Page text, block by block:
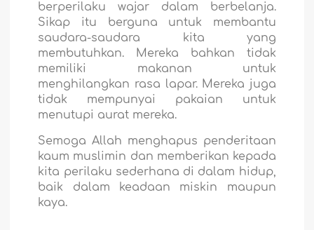
berperilaku wajar dalam berbelanja.
Sikap itu berguna untuk membantu
saudara-saudara kita yang
membutuhkan. Mereka bahkan tidak
memiliki makanan untuk
menghilangkan rasa lapar. Mereka juga
tidak mempunyai pakaian untuk
menutupi aurat mereka.
Semoga Allah menghapus penderitaan
kaum muslimin dan memberikan kepada
kita perilaku sederhana di dalam hidup,
baik dalam keadaan miskin maupun
kaya.